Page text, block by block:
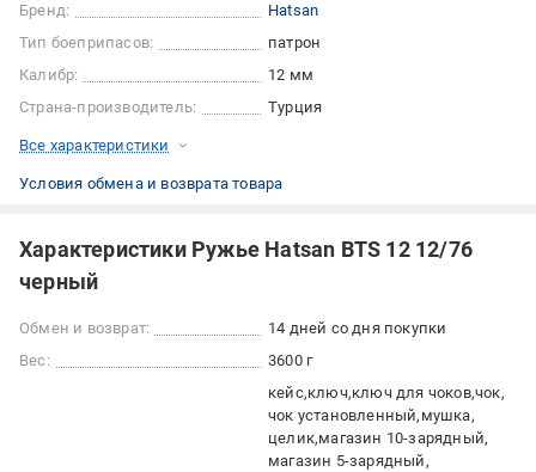
Бренд:
Hatsan
Тип боеприпасов:
патрон
Калибр:
12 мм
Страна-производитель:
Турция
Все характеристики
Условия обмена и возврата товара
Характеристики Ружье Hatsan BTS 12 12/76
черный
Обмен и возврат:
14 дней со дня покупки
Вес:
3600 г
кейс ключ ключ для чоков чок
чок установленный мушка
целик магазин 10-зарядный
магазин 5-зарядный